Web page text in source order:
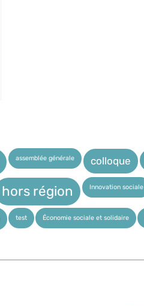
assemblée générale colloque
hors région Innovation sociale
test Économie sociale et solidaire